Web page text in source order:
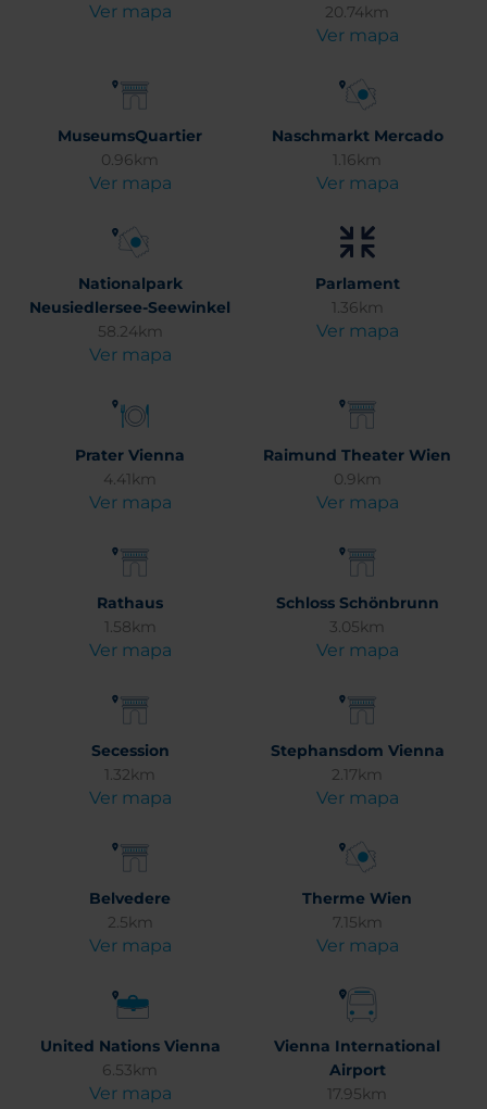
Ver mapa
20.74km
Ver mapa
MuseumsQuartier
0.96km
Ver mapa
Naschmarkt Mercado
1.16km
Ver mapa
Nationalpark
Neusiedlersee-Seewinkel
58.24km
Ver mapa
Parlament
1.36km
Ver mapa
Prater Vienna
4.41km
Ver mapa
Raimund Theater Wien
0.9km
Ver mapa
Rathaus
1.58km
Ver mapa
Schloss Schönbrunn
3.05km
Ver mapa
Secession
1.32km
Ver mapa
Stephansdom Vienna
2.17km
Ver mapa
Belvedere
2.5km
Ver mapa
Therme Wien
7.15km
Ver mapa
United Nations Vienna
6.53km
Ver mapa
Vienna International
Airport
17.95km